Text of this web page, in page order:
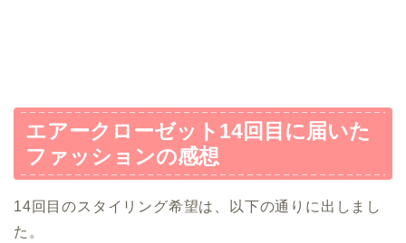
エアークローゼット14回目に届いた
ファッションの感想
14回目のスタイリング希望は、以下の通りに出しまし
た。